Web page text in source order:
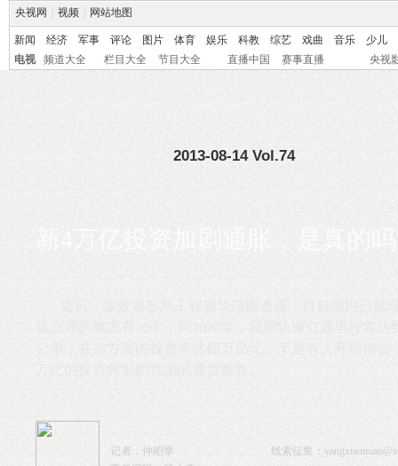
央视网 视频 网站地图
新闻 经济 军事 评论 图片 体育 娱乐 科教 综艺 戏曲 音乐
少儿
电视
频道大全 栏目大全 节目大全 直播中国 赛事直播 央视
2013-08-14 Vol.74
新4万亿投资加剧通胀，是真的
记者：仲昭举
线索征集：